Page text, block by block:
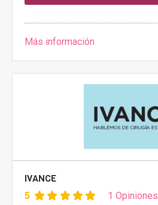
Más información
IVANCE
5 1 Opiniones